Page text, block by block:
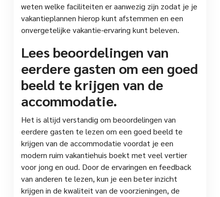
weten welke faciliteiten er aanwezig zijn zodat je je
vakantieplannen hierop kunt afstemmen en een
onvergetelijke vakantie-ervaring kunt beleven.
Lees beoordelingen van
eerdere gasten om een goed
beeld te krijgen van de
accommodatie.
Het is altijd verstandig om beoordelingen van
eerdere gasten te lezen om een goed beeld te
krijgen van de accommodatie voordat je een
modern ruim vakantiehuis boekt met veel vertier
voor jong en oud. Door de ervaringen en feedback
van anderen te lezen, kun je een beter inzicht
krijgen in de kwaliteit van de voorzieningen, de